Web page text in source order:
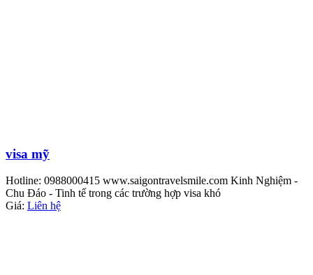
visa mỹ
Hotline: 0988000415 www.saigontravelsmile.com Kinh Nghiệm -
Chu Đáo - Tinh tế trong các trường hợp visa khó
Giá: Liên hệ